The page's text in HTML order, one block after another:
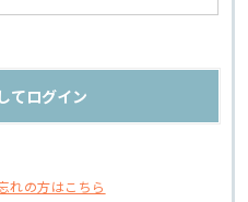
れの方はこちら